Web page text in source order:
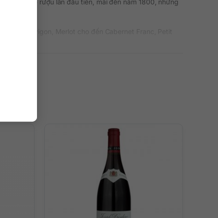
Sauvigon, Merlot cho đến Cabernet Franc, Petit
nhận vùng Bordeaux thuộc di sản văn hóa thế giới.
ruby, gây kích thích thị giác cho người uống.